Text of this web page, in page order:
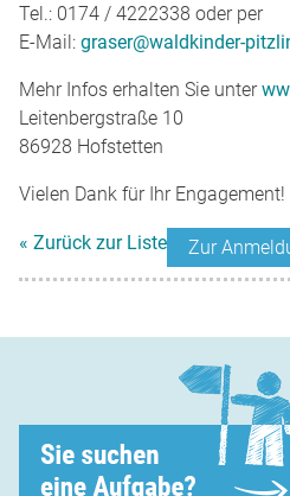
Tel.: 0174 / 4222338 oder per
E-Mail:graser@waldkinder-
Mehr Infos erhalten Sie unter
Leitenbergstraße 10
86928 Hofstetten
Vielen Dank für Ihr
« Zurück zur Liste Zur